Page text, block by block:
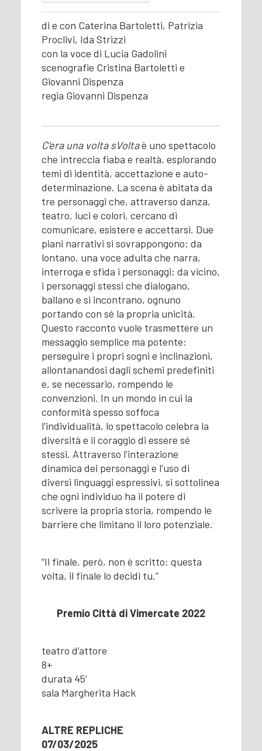
di e con Caterina Bartoletti, Patrizia
Proclivi, Ida Strizzi
con la voce di Lucia Gadolini
scenografie Cristina Bartoletti e
Giovanni Dispenza
regia Giovanni Dispenza
C'era una volta sVoltaè uno spettacolo
che intreccia fiaba e realtà, esplorando
temi di identità, accettazione e auto-
determinazione. La scena è abitata da
tre personaggi che, attraverso danza,
teatro, luci e colori, cercano di
comunicare, esistere e accettarsi. Due
piani narrativi si sovrappongono: da
lontano, una voce adulta che narra,
interroga e sfida i personaggi; da vicino,
i personaggi stessi che dialogano,
ballano e si incontrano, ognuno
portando con sé la propria unicità.
Questo racconto vuole trasmettere un
messaggio semplice ma potente:
perseguire i propri sogni e inclinazioni,
allontanandosi dagli schemi predefiniti
e, se necessario, rompendo le
convenzioni. In un mondo in cui la
conformità spesso soffoca
l'individualità, lo spettacolo celebra la
diversità e il coraggio di essere sé
stessi. Attraverso l'interazione
dinamica dei personaggi e l'uso di
diversi linguaggi espressivi, si sottolinea
che ogni individuo ha il potere di
scrivere la propria storia, rompendo le
barriere che limitano il loro potenziale.
“Il finale, però, non è scritto: questa
volta, il finale lo decidi tu.”
Premio Città di Vimercate 2022
teatro d’attore
8+
durata 45’
sala Margherita Hack
ALTRE REPLICHE
07/03/2025